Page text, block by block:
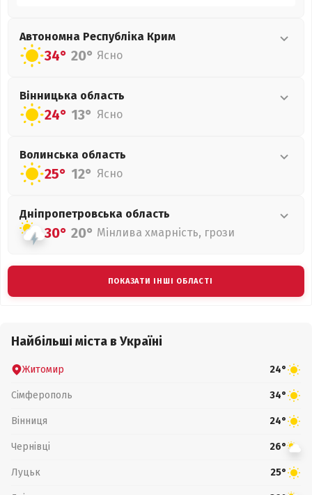
Автономна Республіка Крим
34° 20° Ясно
Вінницька область
24° 13° Ясно
Волинська область
25° 12° Ясно
Дніпропетровська область
30° 20° Мінлива хмарність, грози
ПОКАЗАТИ ІНШІ ОБЛАСТІ
Найбільші міста в Україні
Житомир 24°
Сімферополь 34°
Вінниця 24°
Чернівці 26°
Луцьк 25°